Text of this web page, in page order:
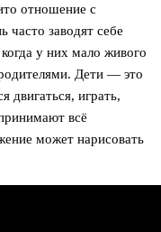
отношение с
заводят себе
у них мало живого
Дети — это
двигаться, играть,
всё
может нарисовать